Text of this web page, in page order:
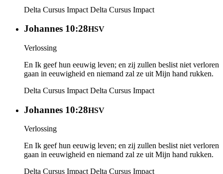
Delta Cursus Impact Delta Cursus Impact
Johannes 10:28HSV
Verlossing
En Ik geef hun eeuwig leven; en zij zullen beslist niet verloren
gaan in eeuwigheid en niemand zal ze uit Mijn hand rukken.
Delta Cursus Impact Delta Cursus Impact
Johannes 10:28HSV
Verlossing
En Ik geef hun eeuwig leven; en zij zullen beslist niet verloren
gaan in eeuwigheid en niemand zal ze uit Mijn hand rukken.
Delta Cursus Impact Delta Cursus Impact